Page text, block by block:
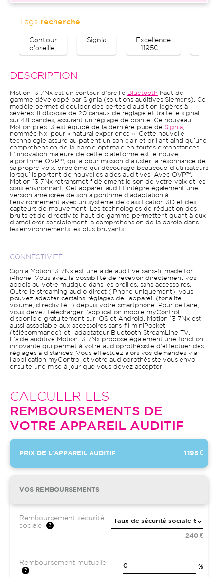
Tags recherche
Contour
d'oreille
Signia
Excellence
- 1195€
DESCRIPTION
Motion 13 7Nx est un contour d’oreille Bluetooth haut de
gamme développé par Signia (solutions auditives Siemens). Ce
modèle permet d’équiper des pertes d’audition légères à
sévères. Il dispose de 20 canaux de réglage et traite le signal
sur 48 bandes, assurant un réglage de pointe. Ce nouveau
Motion piles 13 est équipé de la dernière puce de Signia
nommée Nx, pour « natural experience ». Cette nouvelle
technologie assure au patient un son clair et brillant ainsi qu’une
compréhension de la parole optimale en toutes circonstances.
L’innovation majeure de cette plateforme est le nouvel
algorithme OVP™, qui a pour mission d’ajuster la résonnance de
sa propre voix, problème qui décourage beaucoup d’utilisateurs
lorsqu’ils portent de nouvelles aides auditives. Avec OVP™,
Motion 13 7Nx retransmet fidèlement le son de votre voix et les
sons environnant. Cet appareil auditif intègre également une
version améliorée de son algorithme d’adaptation à
l’environnement avec un système de classification 3D et des
capteurs de mouvement. Les technologies de réduction des
bruits et de directivité haut de gamme permettent quant à eux
d’améliorer sensiblement la compréhension de la parole dans
les environnements les plus bruyants.
CONNECTIVITÉ
Signia Motion 13 7Nx est une aide auditive sans-fil made for
iPhone. Vous avez la possibilité de recevoir directement vos
appels ou votre musique dans les oreilles, sans accessoires.
Outre le streaming audio direct (iPhone uniquement), vous
pouvez adapter certains réglages de l’appareil (tonalité,
volume, directivité…) depuis votre smartphone. Pour ce faire,
vous devez télécharger l’application mobile myControl,
disponible gratuitement sur iOS et Android. Motion 13 7Nx est
aussi associable aux accessoires sans-fil miniPocket
(télécommande) et l’adaptateur Bluetooth StreamLine TV.
L’aide auditive Motion 13 7Nx propose également une fonction
innovante qui permet à votre audioprothésiste d’effectuer des
réglages à distances. Vous effectuez alors vos demandes via
l’application myControl et votre audioprothésiste vous envoi
ensuite une mise à jour que vous devez accepter.
CALCULER LES
REMBOURSEMENTS DE
VOTRE APPAREIL AUDITIF
PRIX DE L'APPAREIL AUDITIF 1 195 €
VOS REMBOURSEMENTS
Remboursement sécurité
sociale
240 €
Remboursement mutuelle
%